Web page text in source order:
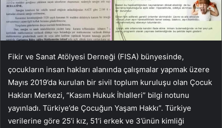
Fikir ve Sanat Atölyesi Derneği (FISA) bünyesinde,
çocukların insan hakları alanında çalışmalar yapmak üzere
Mayıs 2019’da kurulan bir sivil toplum kuruluşu olan Çocuk
Hakları Merkezi, “Kasım Hukuk İhlalleri” bilgi notunu
yayınladı. Türkiye’de Çocuğun Yaşam Hakkı”. Türkiye
verilerine göre 25’i kız, 51’i erkek ve 3’ünün kimliği